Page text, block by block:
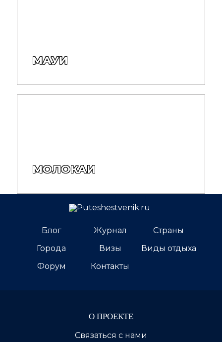
МАУИ
МОЛОКАИ
Блог Журнал
Страны
Города
Визы
Виды отдыха
Форум
Контакты
О ПРОЕКТЕ
Связаться с нами